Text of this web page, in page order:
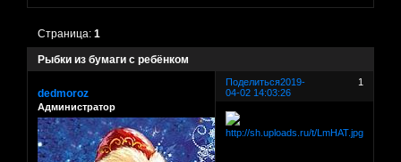
Рыбки из бумаги с ребёнком
Страница:1
Поделиться 1
2019-
04-02 14:03:26
dedmoroz
Администратор